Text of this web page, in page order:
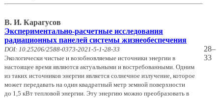
В. И. Карагусов
Экспериментально-расчетные исследования
радиационных панелей системы жизнеобеспечения
DOI: 10.25206/2588-0373-2021-5-1-28-33
Экологически чистые и возобновляемые источники энергии в
настоящее время являются актуальными и востребованными. Одним
из таких источников энергии является солнечное излучение, которое
может передавать на один квадратный метр земной поверхности
до 1,5 кВт тепловой энергии. Эту энергию можно преобразовать в
28–
33